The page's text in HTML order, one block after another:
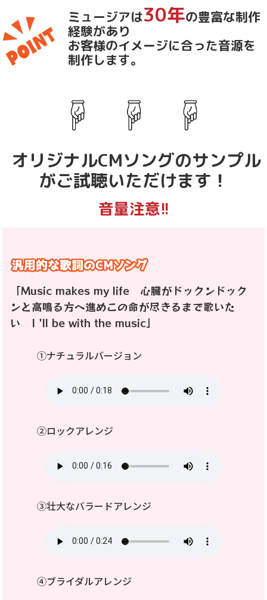
ミュージアは30年の豊富な制作
経験があり
お客様のイメージに合った音源を
制作します。
オリジナルCMソングのサンプル
がご試聴いただけます！
音量注意!!
「Music makes my life 心臓がドックンドック
ンと高鳴る方へ進めこの命が尽きるまで歌いた
い I 'll be with the music」
①ナチュラルバージョン
②ロックアレンジ
③壮大なバラードアレンジ
④ブライダルアレンジ